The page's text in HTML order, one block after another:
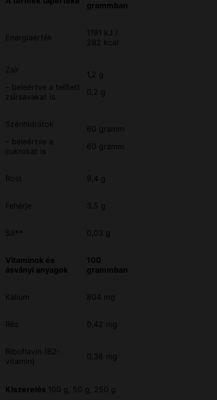
grammban
Energiaérték
1191 kJ /
282 kcal
Zsír
– beleértve a telített
zsírsavakat is
1,2 g
0,2 g
Szénhidrátok
– beleértve a
cukrokat is
60 gramm
60 gramm
Rost 9,4 g
Fehérje 3,5 g
Só** 0,03 g
Vitaminok és
ásványi anyagok
100
grammban
Kálium 804 mg
Réz 0,42 mg
Riboflavin (B2-
vitamin)
0,36 mg
Kiszerelés 100 g, 50 g, 250 g